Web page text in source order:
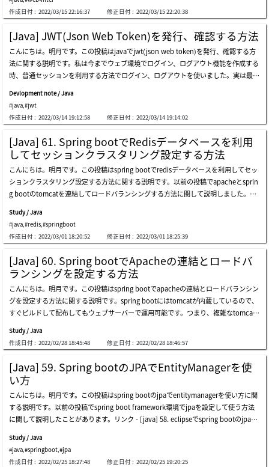
でcronスケジューラを使うのは凄く簡単です。別にpom.xmlライブラリを追加する
必要もありません。この部分は以前のweb frameworkより凄く楽ですね。spring bo
otを実行するmain関数があるクラスに@enableschedulingアノテーションを追加す
ることでできます。上みたいにアノテーションだけ追加するとcronスケジューラを
使いましょう。そうするとこれからcronスケジューラを使うためにbeanを追加しま
しょう。ここで@componentアノテーションを追加してspring beanに登録しましょ
う。そしてスケジューリングする関数に@scheduledアノテーションを追加して文法
を利用してスケジュールを設定しましょう。ここでは私が10秒単位で実行することに
設定しました。ここでscheduledアノテーションに設定するcron文法があります。こ
の部
ど知っています。 web frameworkを使った際にもただセッション確認してuserイン
スタンスがあれば認証だし、それではなければ認証失敗するほど設定することがすべ
てだと思います。それで今回にspring bootを全般的に整理するところ、web-filterに
関してどのように整理するほうが良いかを凄く悩みしました。含めて今回に私がweb
frameworkからspring bootに移行する作業しながら、もう一つの目標を設定したの
はフロントエンド(front-end)とバックエンド(back-end)の完全な分離を目標で作業
しています。そのために適用しなければならないことがセッションを利用したログイ
ン認証ではなくjwt(json web token)を利用してログイン管理がならなければならな
いです。リンク - [java] jwt(json web token)を発行、確認する方法以前から私がフ
ロントエンドのフレームワーク(angular, vue, react)を使いたいでしたが、いつもセ
ッションを完全に分離しなければならないという限界がありました。spa(single pag
e application)の環境にはメインページのpage requestが最初に一回だけ発生して、j
avascriptを利用して動的にdomとヘッダーを設定する環境になりますが、その場合
にページのクッキーとセッション、変数のデータ管理、そして非同期で要請するajax
のクッキーとセッション、変数のデータ管理がずいぶん複雑になるでしょう。私だけ
そうかも知りません。この部分は各の経験により感じる部分の差異があると思います
ね。一旦、この投稿の目標はspring bootにてweb-filterを使ってjwt(json web toke
n)を利用して認証するプログラムを作成
作成日付 : 2022/03/15 22:16:37 修正日付 : 2022/03/15 22:20:38
[Java] JWT(Json Web Token)を発行、確認する方法
こんにちは。明月です。この投稿はjavaでjwt(json web token)を発行、確認する方
法に関する説明です。私は今までウェブ環境でログイン、ログアウト機能を作成する
時、普通セッションを利用する方法でログイン、ログアウトを使いました。実は最近
ョンidを奪われたらセキュリティで問題があることは同じですが、私が知る限り、一
番よく使う認証方法ではないかと思いますね。最近、プロジェクトスタイルがマイク
ロサービスアーキテクチャでモジュール別にサーバーを分割するか大容量トラフィッ
クに合わせてウェブサーバーロードバランシングで複数のサーバーにトラフィック分
散形式で構成をします。その場合、問題はログインセッションをどのように構成する
ことでしょう。解決する方法では一つのセッションサーバーを構成してredisデータ
ベースを置いて各サーバーでセッションチェックすることで対応することが可能でし
ょう。それでも欠点があり、マイクロサービスでウェブサーバーを極端的に分割すれ
ばセッションサーバーに負荷になるし、様々な問題が発生する可能性があります。実
は私の場合はその状況でjwtを使ったことではなく、プロントエンドとサーバーサイ
ドの作業を分離するところでセキュリティを考える場合、もっと効果的にログイン管
理機能を使う方法がないと思うところでjwtということを知ることになりました。リ
ンク - https://jwt.io/introductionjwtの機能を理解することで時間が少しかかりまし
た。考えれば凄く単純な論理式ですが、ログイン情報をサーバーに置かないという固
定観念のせいで、この方式がセキュリティで有効かとずっと悩みました。実は認証だ
けできると思えばその情報をサーバーのセッションに置く理由がないですが。。思え
ば今まで何でそんなに非効率的にログイン情報をセッションに置いたかと思われます
ね。reference - https://ansibytecode.com/jwt-peek-into-the-jargon-java-web-tok
en/jwtは上のイメージみたいに「xxxxx.xxxxx.xxxxx」の構造になっています。ま
ず、headerはトークンタイプやアルゴリズム情報に関して設定されています。 そし
てpayloadはセッションみたいに使う情報が
Devlopment note / Java
#java,#jwt
作成日付 : 2022/03/14 19:12:58 修正日付 : 2022/03/14 19:14:02
[Java] 61. Spring bootでRedisデータベースを利用
してセッションクラスタリング設定する方法
こんにちは。明月です。この投稿はspring bootでredisデータベースを利用してセッ
ションクラスタリング設定する方法に関する説明です。以前の投稿でapacheとsprin
g bootのtomcatを連結してロードバランシングする方法に関して説明しました。リ
ロードバランシングは一応ウェブ環境で数多くトラフィック(接続)が発生するとウェ
ブサーバーもブラウザ(クライアント)とソケット通信するコネクションがあるリソー
スなので同時に発生すればその接続と応答が遅くなるしかないです。また、ウェブサ
ーバー環境に要請する処理が複雑になれば処理がもっと遅くなるでしょう。それで接
続キャッシングはapacheで管理して、動的ウェブ処理(htmlパッシング処理)はアプ
リケーションサーバー(was:tomcat)で管理します。また、その負荷がもっと多くな
ると、tomcatを複数に分けてロードバランシングで管理することで大容量のトラフ
ィックを処理します。一旦、以前の投稿で簡単に説明しましたが、apacheで同じses
sionなら同じtomcatを要請するように設定しましたが、状況により1番のtomcatで
要請応答したコネクションが2番のtomcatに転換する場合もあります。その状況とい
うのはいきなり1番のtomcatがショットダウンしたり、急に一つのサーバーに大容量
のトラフィックが発生するとapacheのロードバランシングが移動させます。その以
外の様々な状況がありますが、代表的にはその二つのケースではないかと思います。
ここで問題が発生することがセッションです。セッションというのは簡単に説明しま
す。ブラウザで各サイトに接続するたびにローカルで格納しているデータでクッキー
ということがあります。上のヘッダー情報は私がブラウザでブラぐを接続する時の接
続情報です。ここではクッキーの値がアルゴリズムで暗号化になっています。暗号化
になっていても、このクッキーというのはブラウザでデータを見ることができます。
このデータをなぜブラウザで持っているかを説明するとブラウザの歴史の内容まで説
明しなければならないので説明しにくいですが、簡単に説明するとウェブプロトコー
ル仕様はソケット非同期の形、つまり、ソケットで要請する時接続して応答すると接
Study / Java
#java,#redis,#springboot
作成日付 : 2022/03/01 18:20:52 修正日付 : 2022/03/01 18:25:39
[Java] 60. Spring bootでApacheの連結とロードバ
ランシングを設定する方法
こんにちは。明月です。この投稿はspring bootでapacheの連結とロードバランシン
グを設定する方法に関する説明です。spring bootにはtomcatが内蔵しているので、
すぐビルドして配布してもウェブサーバーで運用可能です。つまり、複雑なtomcat
パーシングまで様々な処理があります。でもトラフィック(接続者)が多くなるとtom
catサーバーだけでは足りないので、apacheとtomcatで分割して役割を割り振りし
ます。役割というのはブラウザの要請と応答処理、様々なプロトコール処理をapach
eに任せて、tomcatはhtmlパーシングとセッション管理の役割をします。それでapa
cheサーバーとtomcatサーバーを連結する方法がありますが、以前の投稿でapache
とtomcatを連結する方法に関して説明したことがあります。リンク - [centos] apac
heとtomcatの連携でも、spring bootにはtomcatがフレームワークの中で含めてい
る形になっています。それでtomcatの設定(以前のserver.xml)をプロジェクトの中で
設定しなければならないです。まず、以前のプロジェクトから@configurationアノ
テーションを宣言したajpconfigクラスファイルを生成しましょう。ajpconfigクラス
を上みたいに作成してapplication.propertiesにtomcat.ajp.portを追加しましょう。
Study / Java
作成日付 : 2022/02/28 18:45:48 修正日付 : 2022/02/28 18:46:57
[Java] 59. Spring bootのJPAでEntityManagerを使
い方
こんにちは。明月です。この投稿はspring bootのjpaでentitymanagerを使い方に関
する説明です。以前の投稿でspring boot framework環境でjpaを設定して使う方法
に関して説明したことがあります。リンク - [java] 58. eclipseでspring bootのjpaを
ことです。jparepositoryインターフェースのことが問題があることではありませ
ん。データベースコネクションを簡単にアクセス可能にするし、トランザクション処
Study / Java
#java,#springboot,#jpa
作成日付 : 2022/02/25 18:27:48 修正日付 : 2022/02/25 19:20:25